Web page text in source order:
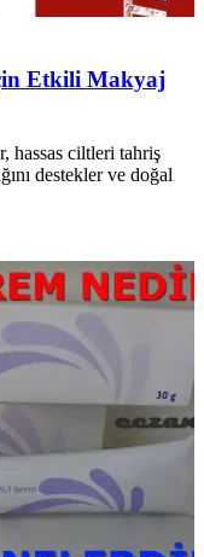
Etkili Makyaj
hassas ciltleri tahriş
destekler ve doğal